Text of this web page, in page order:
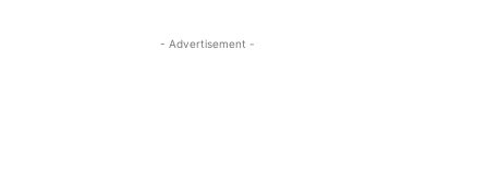
- Advertisement -